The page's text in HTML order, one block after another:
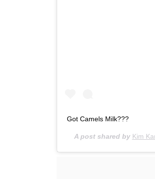
Got Camels Milk???
A post shared by Kim